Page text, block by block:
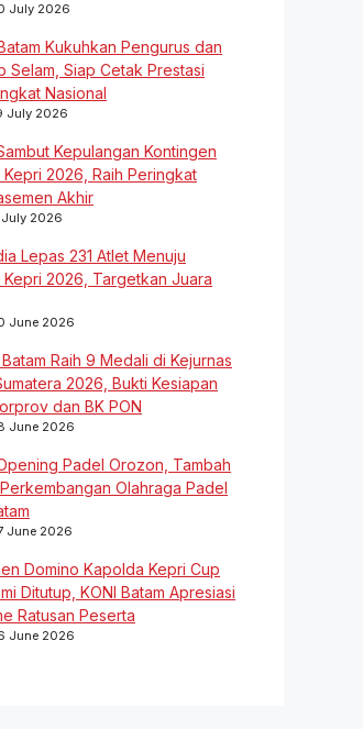
July 2026
Kukuhkan Pengurus dan
Selam, Siap Cetak Prestasi
Nasional
July 2026
Kepulangan Kontingen
Kepri 2026, Raih Peringkat
Akhir
2026
Lepas 231 Atlet Menuju
Kepri 2026, Targetkan Juara
June 2026
Raih 9 Medali di Kejurnas
2026, Bukti Kesiapan
dan BK PON
June 2026
Padel Orozon, Tambah
Olahraga Padel
June 2026
Domino Kapolda Kepri Cup
Ditutup, KONI Batam Apresiasi
Ratusan Peserta
June 2026